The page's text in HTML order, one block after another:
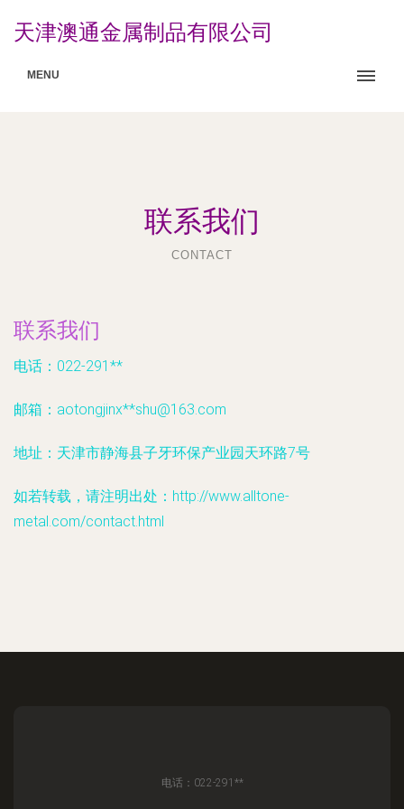
天津澳通金属制品有限公司
MENU
联系我们
CONTACT
联系我们
电话：022-291**
邮箱：aotongjinx**shu@163.com
地址：天津市静海县子牙环保产业园天环路7号
如若转载，请注明出处：http://www.alltone-
metal.com/contact.html
电话：022-291**